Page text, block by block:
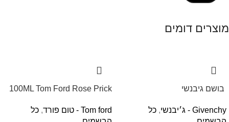
מוצרים דומים
‏ בושם גיבנשי
E.D.P 80ml ‏
Givenchy - ג׳יבנשי , כל
100ML Tom Ford Rose Prick
Tom ford - טום פורד
, כל